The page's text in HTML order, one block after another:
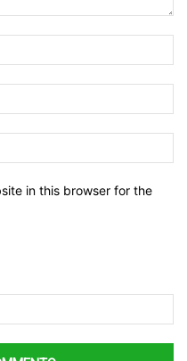
in this browser for the